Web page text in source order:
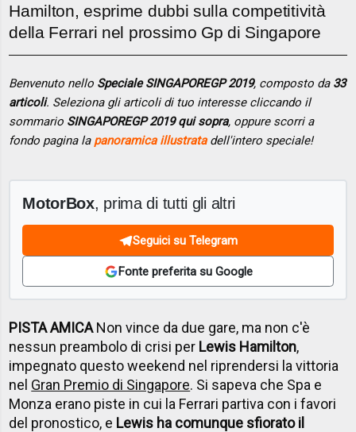
Hamilton, esprime dubbi sulla competitività
della Ferrari nel prossimo Gp di Singapore
Benvenuto nello Speciale SINGAPOREGP 2019, composto da 33
articoli. Seleziona gli articoli di tuo interesse cliccando il
sommario SINGAPOREGP 2019 qui sopra, oppure scorri a
fondo pagina la panoramica illustratadell'intero speciale!
MotorBox, prima di tutti gli altri
Seguici su Telegram
Fonte preferita su Google
PISTA AMICANon vince da due gare, ma non c'è
nessun preambolo di crisi per Lewis Hamilton,
impegnato questo weekend nel riprendersi la vittoria
nel Gran Premio di Singapore. Si sapeva che Spa e
Monza erano piste in cui la Ferrari partiva con i favori
del pronostico, e Lewis ha comunque sfiorato il